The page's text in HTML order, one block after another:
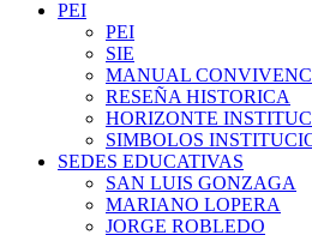
PEI
PEI
SIE
MANUAL
RESEÑA HISTORICA
HORIZONTE
SIMBOLOS
SEDES EDUCATIVAS
SAN LUIS GONZAGA
MARIANO LOPERA
JORGE ROBLEDO